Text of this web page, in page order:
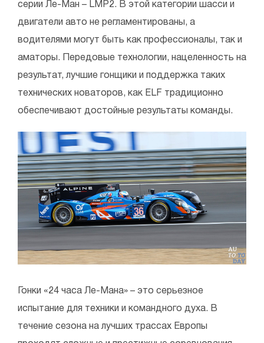
серии Ле-Ман – LMP2. В этой категории шасси и
двигатели авто не регламентированы, а
водителями могут быть как профессионалы, так и
аматоры. Передовые технологии, нацеленность на
результат, лучшие гонщики и поддержка таких
технических новаторов, как ELF традиционно
обеспечивают достойные результаты команды.
Гонки «24 часа Ле-Мана» – это серьезное
испытание для техники и командного духа. В
течение сезона на лучших трассах Европы